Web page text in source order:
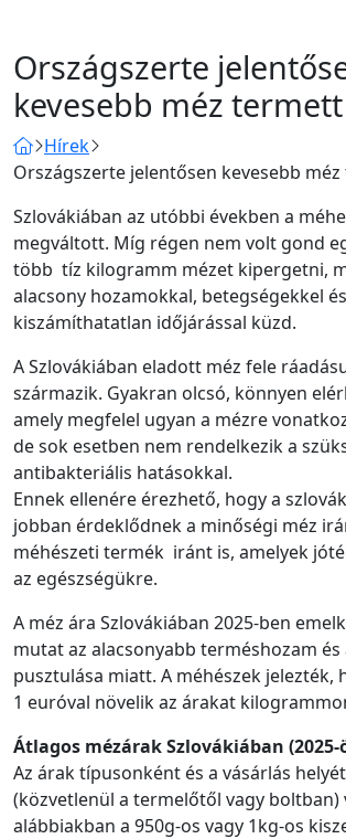
Országszerte
kevesebb méz termett
Hírek
Országszerte jelentősen kevesebb
Szlovákiában az utóbbi években a
megváltott. Míg régen nem volt gond
több tíz kilogramm mézet kipergetni,
alacsony hozamokkal, betegségekkel és
kiszámíthatatlan időjárással küzd.
A Szlovákiában eladott méz fele
származik. Gyakran olcsó, könnyen
amely megfelel ugyan a mézre
de sok esetben nem rendelkezik a
antibakteriális hatásokkal.
Ennek ellenére érezhető, hogy a
jobban érdeklődnek a minőségi méz
méhészeti termék iránt is, amelyek
az egészségükre.
A méz ára Szlovákiában 2025-ben
mutat az alacsonyabb terméshozam
pusztulása miatt. A méhészek jelezték,
1 euróval növelik az árakat
Átlagos mézárak Szlovákiában (2025-
Az árak típusonként és a vásárlás
(közvetlenül a termelőtől vagy boltban)
alábbiakban a 950g-os vagy 1kg-os